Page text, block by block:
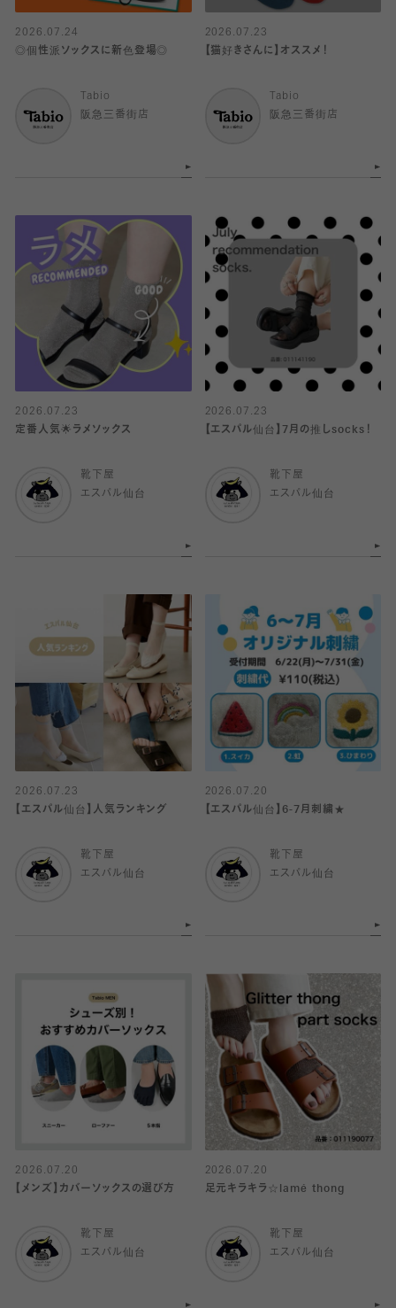
2026.07.24
◎個性派ソックスに新色登場◎
Tabio
阪急三番街店
2026.07.23
【猫好きさんに】オススメ！
Tabio
阪急三番街店
2026.07.23
定番人気🌟ラメソックス
靴下屋
エスパル仙台
2026.07.23
【エスパル仙台】7月の推しsocks！
靴下屋
エスパル仙台
2026.07.23
【エスパル仙台】人気ランキング
靴下屋
エスパル仙台
2026.07.20
【エスパル仙台】6-7月刺繍★
靴下屋
エスパル仙台
2026.07.20
【メンズ】カバーソックスの選び方
靴下屋
エスパル仙台
2026.07.20
足元キラキラ☆lamé thong
靴下屋
エスパル仙台